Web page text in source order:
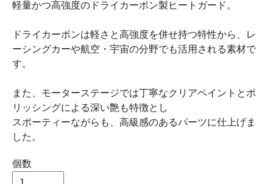
軽量かつ高強度のドライカーボン製ヒートガード。
ドライカーボンは軽さと高強度を併せ持つ特性から、レ
ーシングカーや航空・宇宙の分野でも活用される素材で
す。
また、モーターステージでは丁寧なクリアペイントとポ
リッシングによる深い艶も特徴とし
スポーティーながらも、高級感のあるパーツに仕上げま
した。
個数